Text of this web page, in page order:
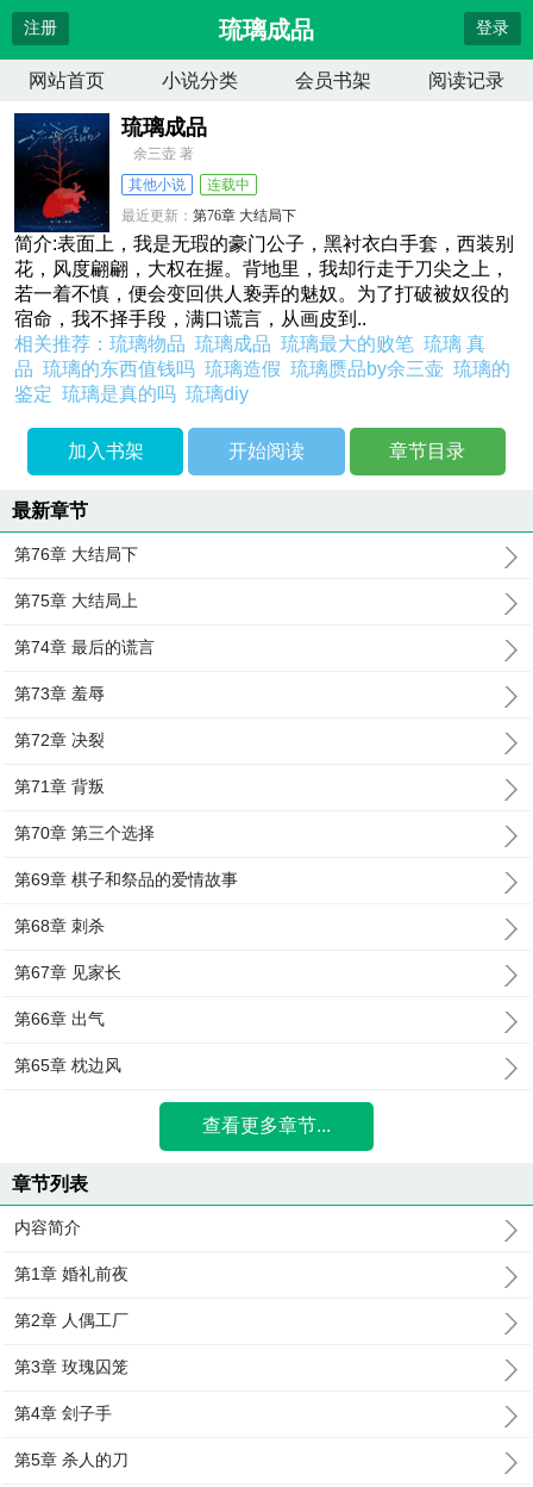
注册 琉璃成品 登录
网站首页 小说分类 会员书架 阅读记录
琉璃成品
余三壶 著
其他小说
连载中
最近更新：第76章 大结局下
更新时间：2026-07-08 18:10:03
简介:表面上，我是无瑕的豪门公子，黑衬衣白手套，西装别
花，风度翩翩，大权在握。背地里，我却行走于刀尖之上，
若一着不慎，便会变回供人亵弄的魅奴。为了打破被奴役的
宿命，我不择手段，满口谎言，从画皮到..
相关推荐：琉璃物品琉璃成品琉璃最大的败笔琉璃 真
品琉璃的东西值钱吗琉璃造假琉璃赝品by余三壶琉璃的
鉴定琉璃是真的吗琉璃diy
加入书架 开始阅读 章节目录
最新章节
第76章 大结局下
第75章 大结局上
第74章 最后的谎言
第73章 羞辱
第72章 决裂
第71章 背叛
第70章 第三个选择
第69章 棋子和祭品的爱情故事
第68章 刺杀
第67章 见家长
第66章 出气
第65章 枕边风
查看更多章节...
章节列表
内容简介
第1章 婚礼前夜
第2章 人偶工厂
第3章 玫瑰囚笼
第4章 刽子手
第5章 杀人的刀